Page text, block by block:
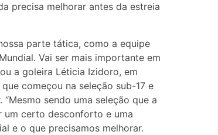
precisa melhorar antes da estreia
parte tática, como a equipe
Vai ser mais importante em
a goleira Léticia Izidoro, em
começou na seleção sub-17 e
sendo uma seleção que a
um certo desconforto e uma
e o que precisamos melhorar.